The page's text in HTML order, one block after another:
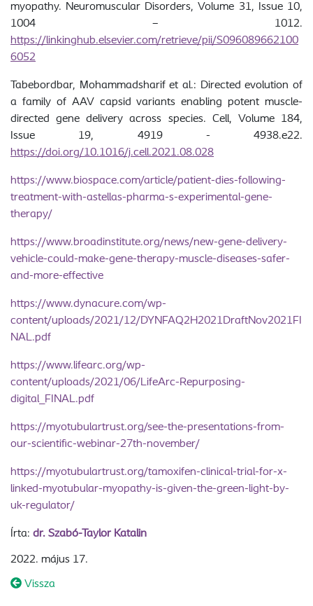
myopathy. Neuromuscular Disorders, Volume 31, Issue 10,
1004 – 1012.
https://linkinghub.elsevier.com/retrieve/pii/S096089662100
6052
Tabebordbar, Mohammadsharif et al.: Directed evolution of
a family of AAV capsid variants enabling potent muscle-
directed gene delivery across species. Cell, Volume 184,
Issue 19, 4919 - 4938.e22.
https://doi.org/10.1016/j.cell.2021.08.028
https://www.biospace.com/article/patient-dies-following-
treatment-with-astellas-pharma-s-experimental-gene-
therapy/
https://www.broadinstitute.org/news/new-gene-delivery-
vehicle-could-make-gene-therapy-muscle-diseases-safer-
and-more-effective
https://www.dynacure.com/wp-
content/uploads/2021/12/DYNFAQ2H2021DraftNov2021FI
NAL.pdf
https://www.lifearc.org/wp-
content/uploads/2021/06/LifeArc-Repurposing-
digital_FINAL.pdf
https://myotubulartrust.org/see-the-presentations-from-
our-scientific-webinar-27th-november/
https://myotubulartrust.org/tamoxifen-clinical-trial-for-x-
linked-myotubular-myopathy-is-given-the-green-light-by-
uk-regulator/
Írta: dr. Szabó-Taylor Katalin
2022. május 17.
Vissza